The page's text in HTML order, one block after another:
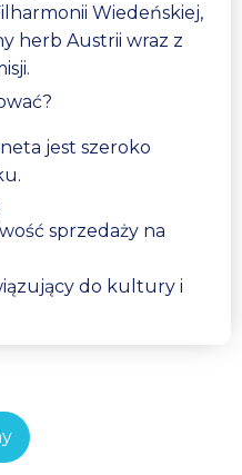
Wiedeńskiej,
herb Austrii wraz z
jest szeroko
sprzedaży na
do kultury i